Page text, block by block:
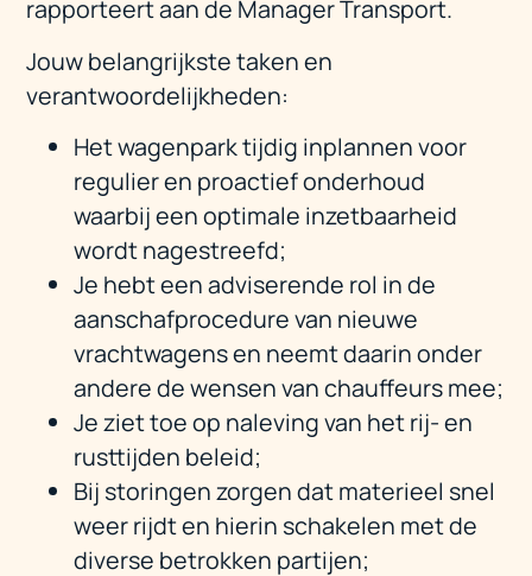
rapporteert aan de Manager Transport.
Jouw belangrijkste taken en
verantwoordelijkheden:
Het wagenpark tijdig inplannen voor
regulier en proactief onderhoud
waarbij een optimale inzetbaarheid
wordt nagestreefd;
Je hebt een adviserende rol in de
aanschafprocedure van nieuwe
vrachtwagens en neemt daarin onder
andere de wensen van chauffeurs mee;
Je ziet toe op naleving van het rij- en
rusttijden beleid;
Bij storingen zorgen dat materieel snel
weer rijdt en hierin schakelen met de
diverse betrokken partijen;